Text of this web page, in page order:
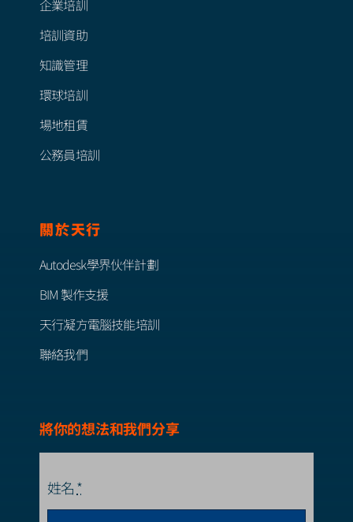
企業培訓
培訓資助
知識管理
環球培訓
場地租賃
公務員培訓
關於天行
Autodesk學界伙伴計劃
BIM 製作支援
天行凝方電腦技能培訓
聯絡我們
將你的想法和我們分享
姓名*